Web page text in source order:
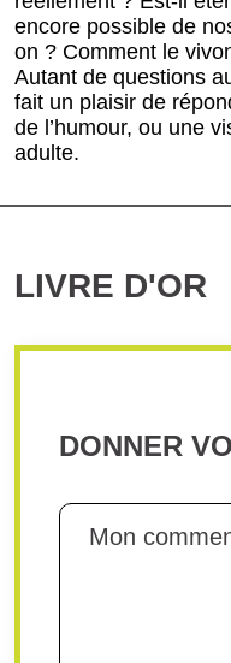
encore possible de
on ? Comment le
Autant de questions
fait un plaisir de
de l’humour, ou une
adulte.
LIVRE D'OR
DONNER